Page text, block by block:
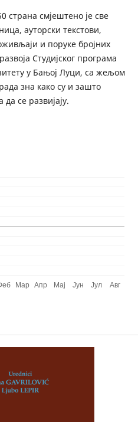
страна смјештено је све
ауторски текстови,
и поруке бројних
Студијског програма
у Бањој Луци, са жељом
зна како су и зашто
се развијају.